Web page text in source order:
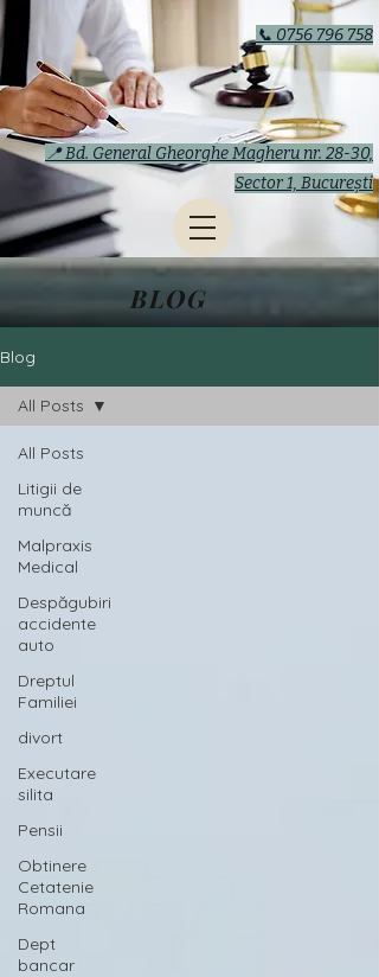
📞 0756 796 758
📍 Bd. General Gheorghe Magheru nr. 28-30,
Sector 1, București
BLOG
Blog
All Posts
Litigii de
muncă
Malpraxis
Medical
Despăgubiri
accidente
auto
Dreptul
Familiei
divort
Executare
silita
Pensii
Obtinere
Cetatenie
Romana
Dept
bancar
All Posts